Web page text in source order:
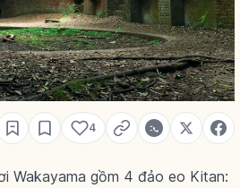
4
Wakayama gồm 4 đảo eo Kitan: